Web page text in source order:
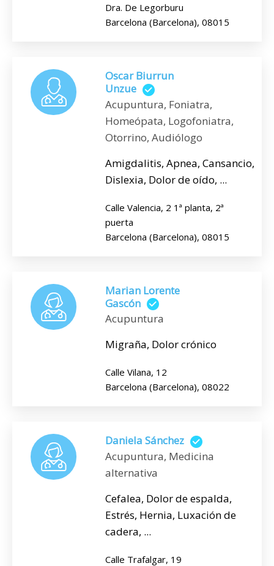
Dra. De Legorburu
Barcelona (Barcelona), 08015
Oscar Biurrun
Unzue
Acupuntura, Foniatra,
Homeópata, Logofoniatra,
Otorrino, Audiólogo
Amigdalitis, Apnea, Cansancio,
Dislexia, Dolor de oído, ...
Calle Valencia, 2 1ª planta, 2ª
puerta
Barcelona (Barcelona), 08015
Marian Lorente
Gascón
Acupuntura
Migraña, Dolor crónico
Calle Vilana, 12
Barcelona (Barcelona), 08022
Daniela Sánchez
Acupuntura, Medicina
alternativa
Cefalea, Dolor de espalda,
Estrés, Hernia, Luxación de
cadera, ...
Calle Trafalgar, 19